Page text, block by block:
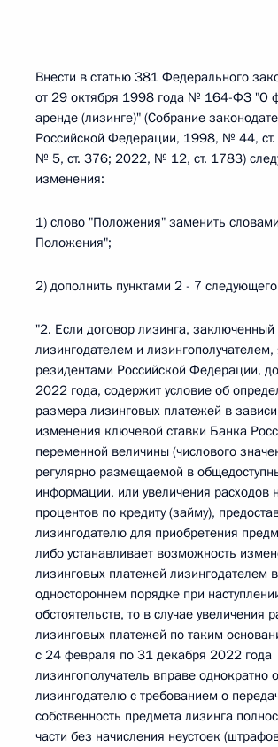
Внести в статью 381 Федерального
от 29 октября 1998 года № 164-ФЗ "О
аренде (лизинге)" (Собрание
Российской Федерации, 1998, № 44,
№ 5, ст. 376; 2022, № 12, ст. 1783)
изменения:
1) слово "Положения" заменить
Положения";
2) дополнить пунктами 2 - 7
"2. Если договор лизинга,
лизингодателем и
резидентами Российской Федерации,
2022 года, содержит условие об
размера лизинговых платежей в
изменения ключевой ставки Банка
переменной величины (числового
регулярно размещаемой в
информации, или увеличения расходов
процентов по кредиту (займу),
лизингодателю для приобретения
либо устанавливает возможность
лизинговых платежей лизингодателем в
одностороннем порядке при
обстоятельств, то в случае увеличения
лизинговых платежей по таким
с 24 февраля по 31 декабря 2022 года
лизингополучатель вправе однократно
лизингодателю с требованием о
собственность предмета лизинга
части без начисления неустоек